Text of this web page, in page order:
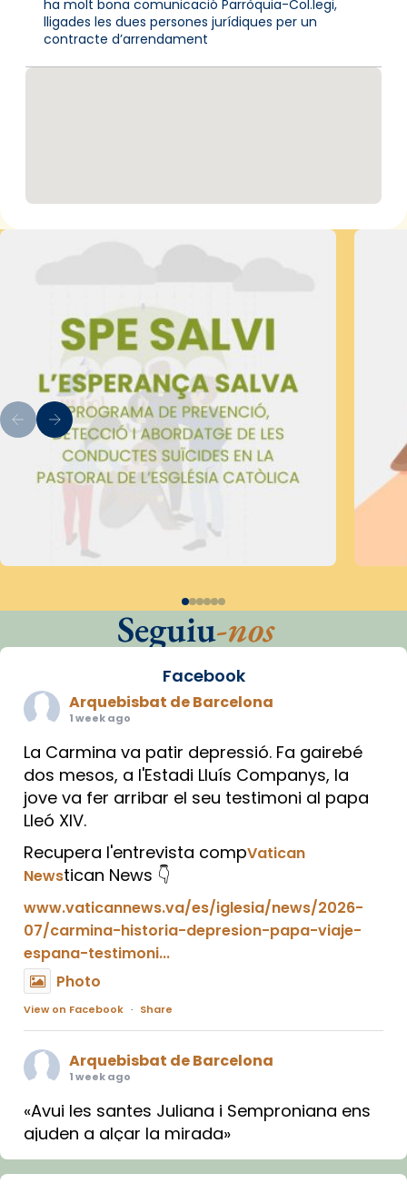
ha molt bona comunicació Parròquia-Col.legi,
lligades les dues persones jurídiques per un
contracte d’arrendament
Seguiu-nos
Facebook
Arquebisbat de Barcelona
1 week ago
La Carmina va patir depressió. Fa gairebé
dos mesos, a l'Estadi Lluís Companys, la
jove va fer arribar el seu testimoni al papa
Lleó XIV.
Recupera l'entrevista compVatican
Newstican News 👇
www.vaticannews.va/es/iglesia/news/2026-
07/carmina-historia-depresion-papa-viaje-
espana-testimoni...
Photo
View on Facebook · Share
Arquebisbat de Barcelona
1 week ago
«Avui les santes Juliana i Semproniana ens
ajuden a alçar la mirada»
Mons. Sergi Gordo, bisbe de Tortosa, ha